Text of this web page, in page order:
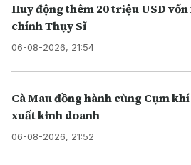
Huy động thêm 20 triệu USD
chính Thụy Sĩ
06-08-2026, 21:54
Cà Mau đồng hành cùng Cụm
xuất kinh doanh
06-08-2026, 21:52